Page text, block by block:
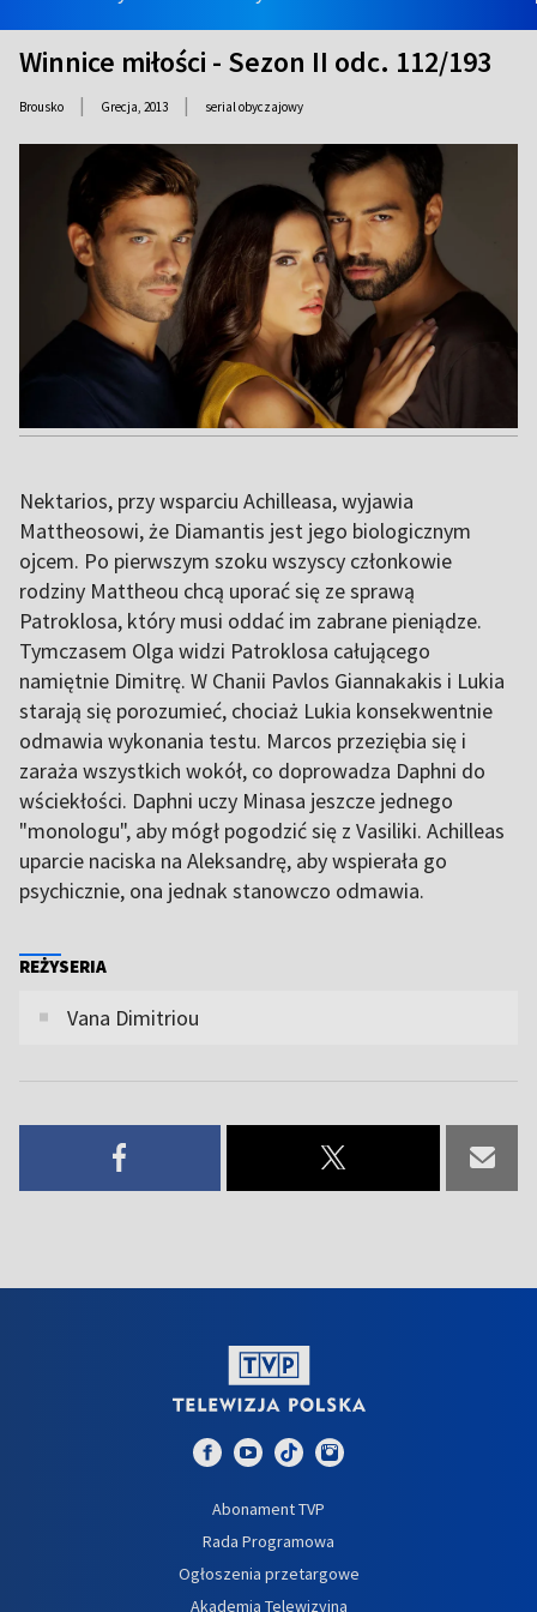
Winnice miłości - Sezon II odc. 112/193
Brousko | Grecja, 2013 | serial obyczajowy
Nektarios, przy wsparciu Achilleasa, wyjawia
Mattheosowi, że Diamantis jest jego biologicznym
ojcem. Po pierwszym szoku wszyscy członkowie
rodziny Mattheou chcą uporać się ze sprawą
Patroklosa, który musi oddać im zabrane pieniądze.
Tymczasem Olga widzi Patroklosa całującego
namiętnie Dimitrę. W Chanii Pavlos Giannakakis i Lukia
starają się porozumieć, chociaż Lukia konsekwentnie
odmawia wykonania testu. Marcos przeziębia się i
zaraża wszystkich wokół, co doprowadza Daphni do
wściekłości. Daphni uczy Minasa jeszcze jednego
"monologu", aby mógł pogodzić się z Vasiliki. Achilleas
uparcie naciska na Aleksandrę, aby wspierała go
psychicznie, ona jednak stanowczo odmawia.
REŻYSERIA
Vana Dimitriou
Abonament TVP
Rada Programowa
Ogłoszenia przetargowe
Akademia Telewizyjna